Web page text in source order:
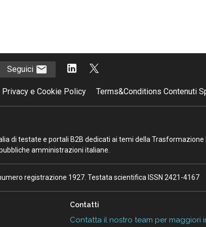
Seguici
Privacy e Cookie Policy Terms&Conditions Contenuti
di testate e portali B2B dedicati ai temi della
amministrazioni italiane.
registrazione 1927. Testata scientifica ISSN 2421-4167
Contatti
Contatta il nostro team per maggiori